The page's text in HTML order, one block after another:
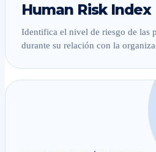
Human Risk Index
Identifica el nivel de riesgo de las
durante su relación con la